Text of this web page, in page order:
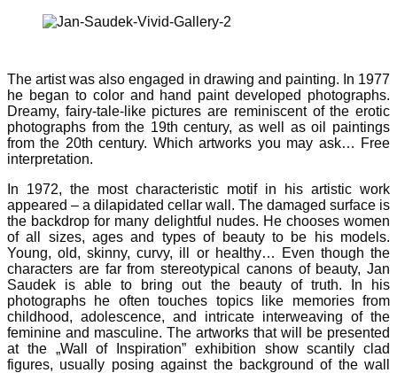
The artist was also engaged in drawing and painting. In 1977
he began to color and hand paint developed photographs.
Dreamy, fairy-tale-like pictures are reminiscent of the erotic
photographs from the 19th century, as well as oil paintings
from the 20th century. Which artworks you may ask… Free
interpretation.
In 1972, the most characteristic motif in his artistic work
appeared – a dilapidated cellar wall. The damaged surface is
the backdrop for many delightful nudes. He chooses women
of all sizes, ages and types of beauty to be his models.
Young, old, skinny, curvy, ill or healthy… Even though the
characters are far from stereotypical canons of beauty, Jan
Saudek is able to bring out the beauty of truth. In his
photographs he often touches topics like memories from
childhood, adolescence, and intricate interweaving of the
feminine and masculine. The artworks that will be presented
at the „Wall of Inspiration” exhibition show scantily clad
figures, usually posing against the background of the wall